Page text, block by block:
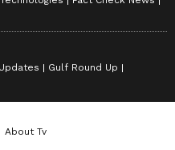
Gulf Round Up
About Tv